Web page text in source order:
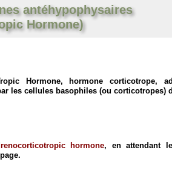
antéhypophysaires
Hormone)
Hormone, hormone corticotrope,
les cellules basophiles (ou corticotropes)
hormone, en attendant le